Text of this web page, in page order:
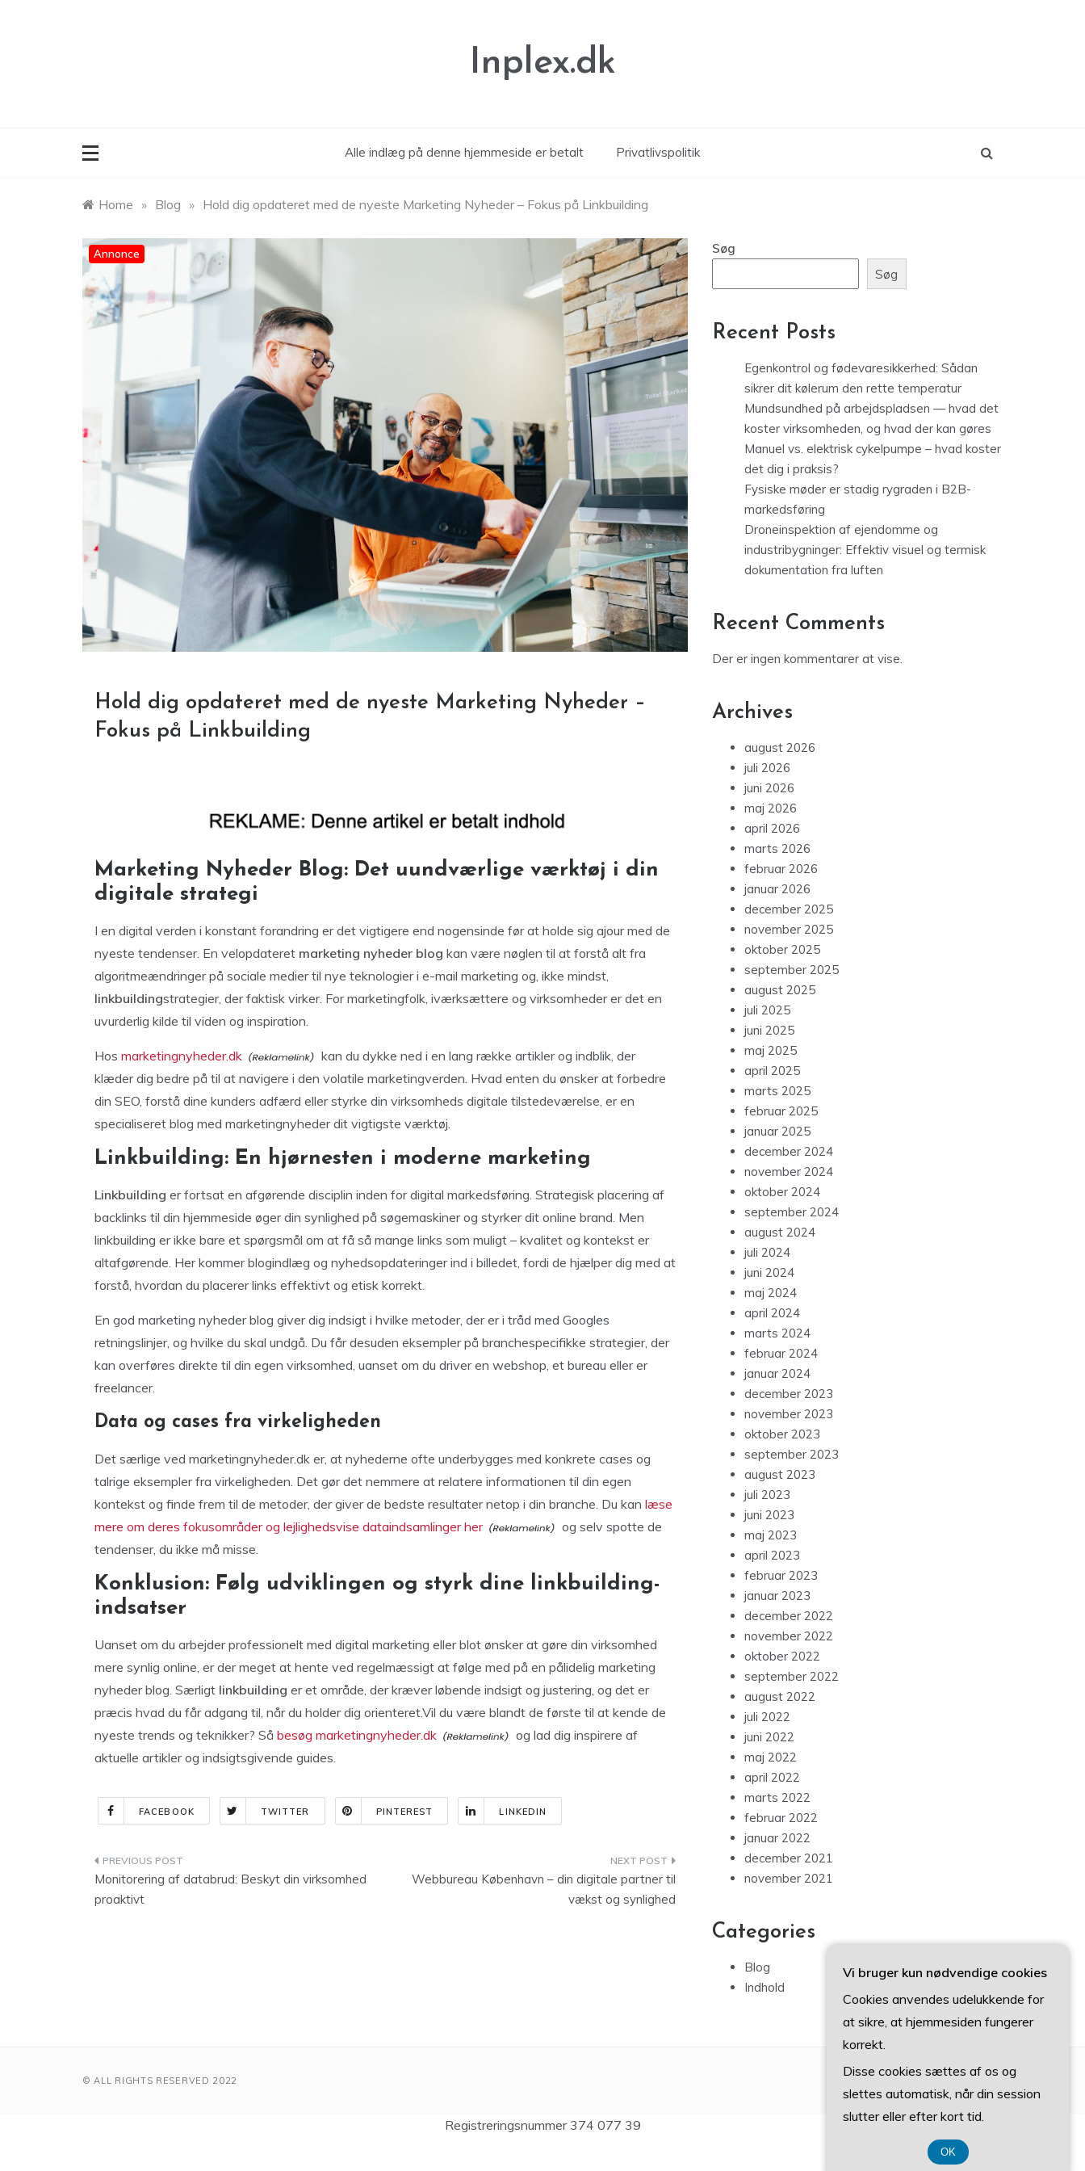
Inplex.dk
Alle indlæg på denne hjemmeside er betalt Privatlivspolitik
Home » Blog » Hold dig opdateret med de nyeste Marketing Nyheder – Fokus på Linkbuilding
Annonce
Hold dig opdateret med de nyeste Marketing Nyheder –
Fokus på Linkbuilding
Marketing Nyheder Blog: Det uundværlige værktøj i din
digitale strategi
I en digital verden i konstant forandring er det vigtigere end nogensinde før at holde sig ajour med de
nyeste tendenser. En velopdateret marketing nyheder blog kan være nøglen til at forstå alt fra
algoritmeændringer på sociale medier til nye teknologier i e-mail marketing og, ikke mindst,
linkbuildingstrategier, der faktisk virker. For marketingfolk, iværksættere og virksomheder er det en
uvurderlig kilde til viden og inspiration.
Hos marketingnyheder.dk
kan du dykke ned i en lang række artikler og indblik, der
klæder dig bedre på til at navigere i den volatile marketingverden. Hvad enten du ønsker at forbedre
din SEO, forstå dine kunders adfærd eller styrke din virksomheds digitale tilstedeværelse, er en
specialiseret blog med marketingnyheder dit vigtigste værktøj.
Linkbuilding: En hjørnesten i moderne marketing
Linkbuilding er fortsat en afgørende disciplin inden for digital markedsføring. Strategisk placering af
backlinks til din hjemmeside øger din synlighed på søgemaskiner og styrker dit online brand. Men
linkbuilding er ikke bare et spørgsmål om at få så mange links som muligt – kvalitet og kontekst er
altafgørende. Her kommer blogindlæg og nyhedsopdateringer ind i billedet, fordi de hjælper dig med at
forstå, hvordan du placerer links effektivt og etisk korrekt.
En god marketing nyheder blog giver dig indsigt i hvilke metoder, der er i tråd med Googles
retningslinjer, og hvilke du skal undgå. Du får desuden eksempler på branchespecifikke strategier, der
kan overføres direkte til din egen virksomhed, uanset om du driver en webshop, et bureau eller er
freelancer.
Data og cases fra virkeligheden
Det særlige ved marketingnyheder.dk er, at nyhederne ofte underbygges med konkrete cases og
talrige eksempler fra virkeligheden. Det gør det nemmere at relatere informationen til din egen
kontekst og finde frem til de metoder, der giver de bedste resultater netop i din branche. Du kan læse
mere om deres fokusområder og lejlighedsvise dataindsamlinger her
og selv spotte de
tendenser, du ikke må misse.
Konklusion: Følg udviklingen og styrk dine linkbuilding-
indsatser
Uanset om du arbejder professionelt med digital marketing eller blot ønsker at gøre din virksomhed
mere synlig online, er der meget at hente ved regelmæssigt at følge med på en pålidelig marketing
nyheder blog. Særligt linkbuilding er et område, der kræver løbende indsigt og justering, og det er
præcis hvad du får adgang til, når du holder dig orienteret.Vil du være blandt de første til at kende de
nyeste trends og teknikker? Så besøg marketingnyheder.dk
og lad dig inspirere af
aktuelle artikler og indsigtsgivende guides.
FACEBOOK TWITTER PINTEREST LINKEDIN
Indlægsnavigation
Monitorering af databrud: Beskyt din virksomhed
proaktivt
Webbureau København – din digitale partner til
vækst og synlighed
Søg
Søg
Recent Posts
Egenkontrol og fødevaresikkerhed: Sådan
sikrer dit kølerum den rette temperatur
Mundsundhed på arbejdspladsen — hvad det
koster virksomheden, og hvad der kan gøres
Manuel vs. elektrisk cykelpumpe – hvad koster
det dig i praksis?
Fysiske møder er stadig rygraden i B2B-
markedsføring
Droneinspektion af ejendomme og
industribygninger: Effektiv visuel og termisk
dokumentation fra luften
Recent Comments
Der er ingen kommentarer at vise.
Archives
august 2026
juli 2026
juni 2026
maj 2026
april 2026
marts 2026
februar 2026
januar 2026
december 2025
november 2025
oktober 2025
september 2025
august 2025
juli 2025
juni 2025
maj 2025
april 2025
marts 2025
februar 2025
januar 2025
december 2024
november 2024
oktober 2024
september 2024
august 2024
juli 2024
juni 2024
maj 2024
april 2024
marts 2024
februar 2024
januar 2024
december 2023
november 2023
oktober 2023
september 2023
august 2023
juli 2023
juni 2023
maj 2023
april 2023
februar 2023
januar 2023
december 2022
november 2022
oktober 2022
september 2022
august 2022
juli 2022
juni 2022
maj 2022
april 2022
marts 2022
februar 2022
januar 2022
december 2021
november 2021
Categories
Blog
Indhold
© ALL RIGHTS RESERVED 2022
Registreringsnummer 374 077 39
Vi bruger kun nødvendige cookies
Cookies anvendes udelukkende for
at sikre, at hjemmesiden fungerer
korrekt.
Disse cookies sættes af os og
slettes automatisk, når din session
slutter eller efter kort tid.
OK